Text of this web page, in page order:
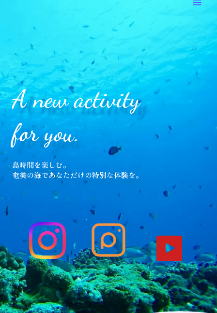
A new activity
for you.
島時間を楽しむ。
奄美の海であなただけの特別な体験を。